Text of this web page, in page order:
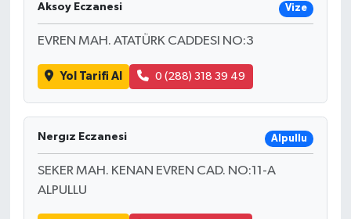
Aksoy Eczanesi Vize
EVREN MAH. ATATÜRK CADDESI NO:3
Yol Tarifi Al 0 (288) 318 39 49
Nergız Eczanesi Alpullu
SEKER MAH. KENAN EVREN CAD. NO:11-A
ALPULLU